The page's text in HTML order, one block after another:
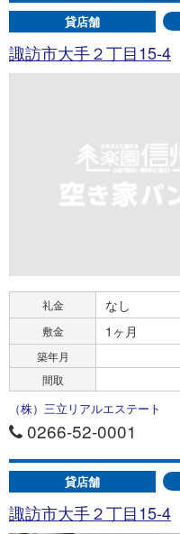
貸店舗
諏訪市大手２丁目15-4
礼金 なし
敷金 1ヶ月
築年月
間取
（株）三立リアルエステート
0266-52-0001
貸店舗
諏訪市大手２丁目15-4